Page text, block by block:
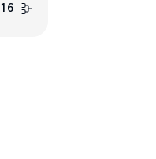
16